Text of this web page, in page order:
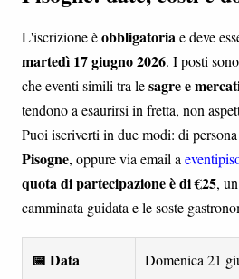
L'iscrizione èobbligatoriae deve
martedì 17 giugno 2026. I posti
che eventi simili tra lesagre e
tendono a esaurirsi in fretta, non
Puoi iscriverti in due modi: di
Pisogne, oppure via email a
quota di partecipazione è di €25,
camminata guidata e le soste
📅 Data Domenica 21